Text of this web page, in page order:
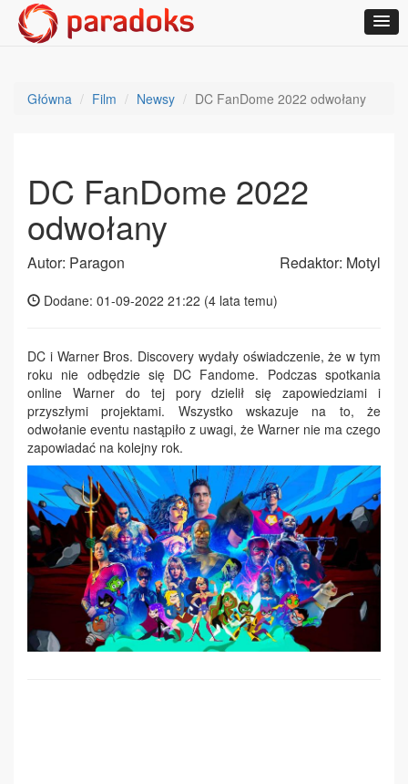
Główna Film Newsy DC FanDome 2022 odwołany
DC FanDome 2022
odwołany
Autor: Paragon Redaktor: Motyl
Dodane: 01-09-2022 21:22 (4 lata temu)
DC i Warner Bros. Discovery wydały oświadczenie, że w tym
roku nie odbędzie się DC Fandome. Podczas spotkania
online Warner do tej pory dzielił się zapowiedziami i
przyszłymi projektami. Wszystko wskazuje na to, że
odwołanie eventu nastąpiło z uwagi, że Warner nie ma czego
zapowiadać na kolejny rok.